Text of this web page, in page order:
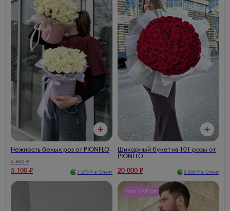
Нежность белых роз от PIONFLO
5 600₽
5 100 ₽ 1 275 ₽ в Сплит
Шикарный букет из 101 розы от
PIONFLO
20 000 ₽ 5 000 ₽ в Сплит
Розы 170₽/шт